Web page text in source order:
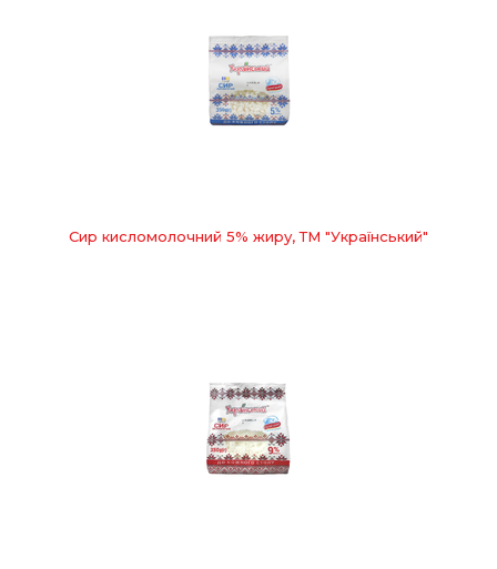
Сир кисломолочний 5% жиру, ТМ "Український"